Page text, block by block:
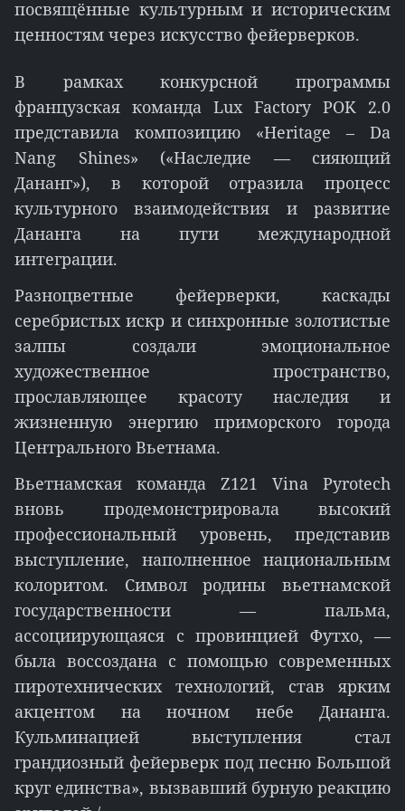
посвящённые культурным и историческим
ценностям через искусство фейерверков.
В рамках конкурсной программы
французская команда Lux Factory POK 2.0
представила композицию «Heritage – Da
Nang Shines» («Наследие — сияющий
Дананг»), в которой отразила процесс
культурного взаимодействия и развитие
Дананга на пути международной
интеграции.
Разноцветные фейерверки, каскады
серебристых искр и синхронные золотистые
залпы создали эмоциональное
художественное пространство,
прославляющее красоту наследия и
жизненную энергию приморского города
Центрального Вьетнама.
Вьетнамская команда Z121 Vina Pyrotech
вновь продемонстрировала высокий
профессиональный уровень, представив
выступление, наполненное национальным
колоритом. Символ родины вьетнамской
государственности — пальма,
ассоциирующаяся с провинцией Футхо, —
была воссоздана с помощью современных
пиротехнических технологий, став ярким
акцентом на ночном небе Дананга.
Кульминацией выступления стал
грандиозный фейерверк под песню Большой
круг единства», вызвавший бурную реакцию